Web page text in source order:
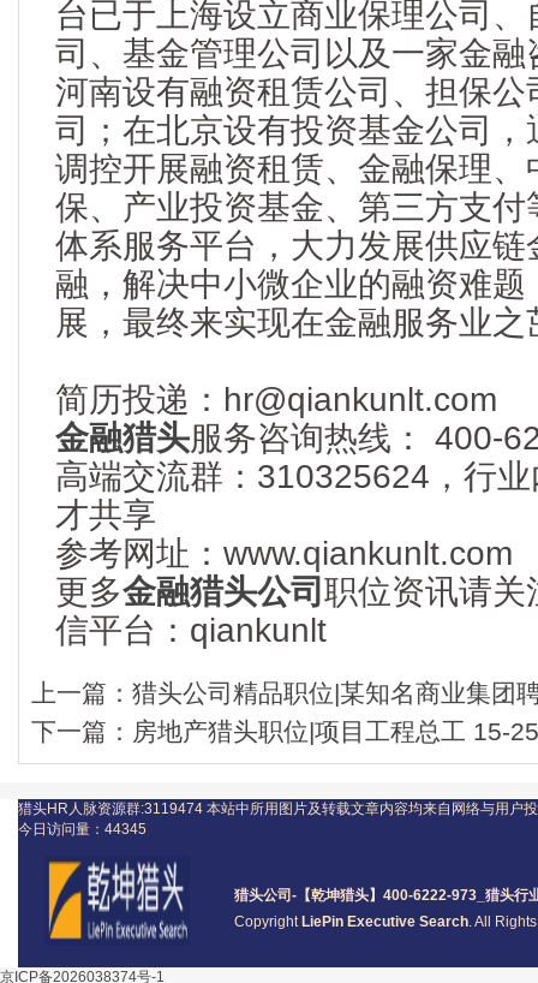
台已于上海设立商业保理公司
司、基金管理公司以及一家金
河南设有融资租赁公司、担保
司；在北京设有投资基金公司
调控开展融资租赁、金融保理
保、产业投资基金、第三方支
体系服务平台，大力发展供应
融，解决中小微企业的融资难
展，最终来实现在金融服务业之
简历投递：hr@qiankunlt.com
金融猎头服务咨询热线： 400-
高端交流群：310325624，行
才共享
参考网址：www.qiankunlt.com
更多金融猎头公司职位资讯请关
信平台：qiankunlt
上一篇： 猎头公司精品职位|某知名商业集团
下一篇： 房地产猎头职位|项目工程总工 15-
猎头公司 -【乾坤猎头】400-6222-973_ 猎头行
Copyright LiePin Executive Search. All
猎头HR人脉资源群:3119474 本站中所用图片及转载文章内容均来自网络与用户
今日访问量： 44345
京ICP备2026038374号-1